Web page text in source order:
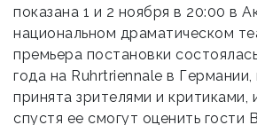
показана 1 и 2 ноября в 20:00 в
национальном драматическом
премьера постановки
года на Ruhrtriennale в Германии,
принята зрителями и критиками,
спустя ее смогут оценить гости